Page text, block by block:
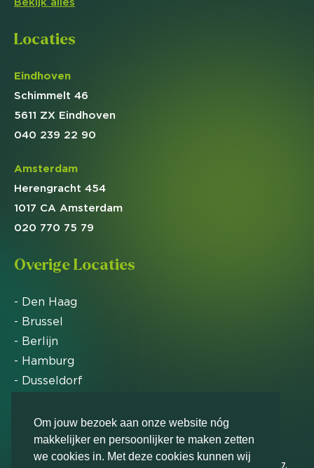
Om jouw bezoek aan onze website nóg
makkelijker en persoonlijker te maken zetten
we cookies in. Met deze cookies kunnen wij
Locaties
Eindhoven
Schimmelt 46
5611 ZX Eindhoven
040 239 22 90
Amsterdam
Herengracht 454
1017 CA Amsterdam
020 770 75 79
Overige Locaties
- Den Haag
- Brussel
- Berlijn
- Hamburg
- Dusseldorf
Markteffect is door het Financieele Dagblad
uitgeroepen tot FD Gazelle in 2012, 2015, 2016, 2017,